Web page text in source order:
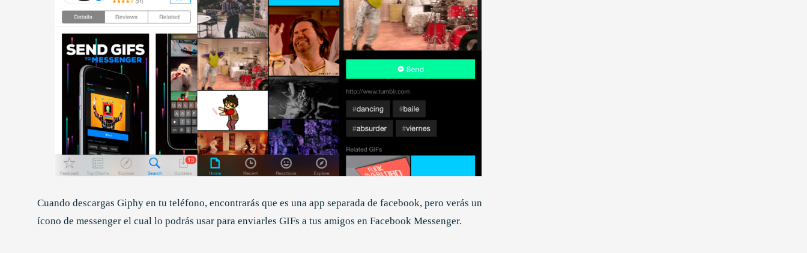
Cuando descargas Giphy en tu teléfono, encontrarás que es una app separada de facebook, pero verás un
ícono de messenger el cual lo podrás usar para enviarles GIFs a tus amigos en Facebook Messenger.